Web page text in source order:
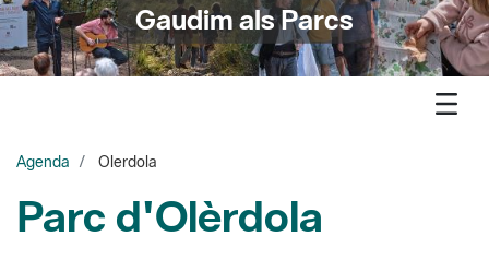
Gaudim als Parcs
Agenda Olerdola
Parc d'Olèrdola